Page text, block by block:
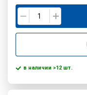
в наличии >12 шт.